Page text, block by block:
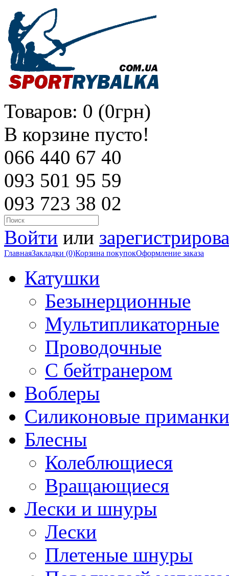
Товаров: 0 (0грн)
В корзине пусто!
066 440 67 40
093 501 95 59
093 723 38 02
Войти или
ГлавнаяЗакладки (0)Корзина покупокОформление заказа
Катушки
Безынерционные
Мультипликаторные
Проводочные
С бейтранером
Воблеры
Силиконовые приманки
Блесны
Колеблющиеся
Вращающиеся
Лески и шнуры
Лески
Плетеные шнуры